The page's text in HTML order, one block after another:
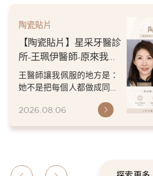
陶瓷貼片
【陶瓷貼片】星采牙醫診
所-王珮伊醫師-原來我的
不愛笑，只是不喜歡自己
原本的牙齒
王醫師讓我佩服的地方是：
她不是把每個人都做成同一
更適合自己的樣子。 現...
2026.08.06